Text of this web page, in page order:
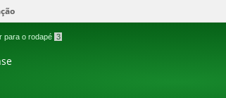
para o rodapé 3